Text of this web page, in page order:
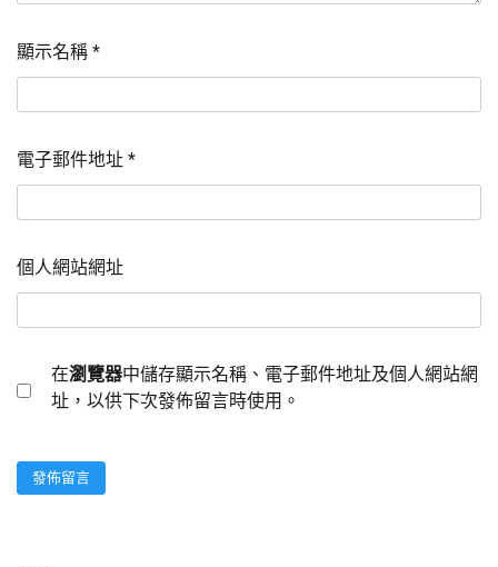
顯示名稱 *
電子郵件地址 *
個人網站網址
在瀏覽器中儲存顯示名稱、電子郵件地址及個人網站網
址，以供下次發佈留言時使用。